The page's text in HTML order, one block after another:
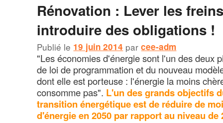
Rénovation : Lever les
introduire des obligations !
Publié le 19 juin 2014 parcee-adm
"Les économies d'énergie sont l'un des deux
de loi de programmation et du nouveau
dont elle est porteuse : l'énergie la moins
consomme pas". L'un des grands objectifs
transition énergétique est de réduire de
d'énergie en 2050 par rapport au niveau de